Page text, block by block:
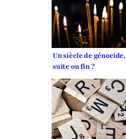
Un siècle de génocide,
suite ou fin ?